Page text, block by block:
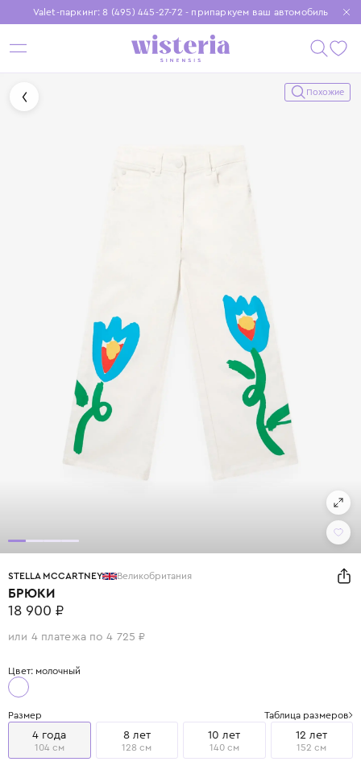
Valet-паркинг: 8 (495) 445-27-72 - припаркуем ваш автомобиль
Бесплатная доставка при заказе от 15 000 ₽
Установите приложение, чтобы покупки были еще удобнее
Похожие
STELLA MCCARTNEY Великобритания
БРЮКИ
18 900 ₽
или 4 платежа по 4 725 ₽
Цвет: молочный
Размер Таблица размеров
4 года
104 см
8 лет
128 см
10 лет
140 см
12 лет
152 см